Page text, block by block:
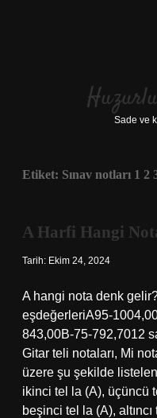
Sade ve
Etiket: Sınav notları 1 2
A Harfi Hangi
Tarih: Ekim 24, 2024
A hangi nota denk gelir?
eşdeğerleriA95-
843,00B-75-792,7012
Gitar teli notaları, Mi
üzere şu şekilde
ikinci tel la (A), üçüncü
beşinci tel la (A),